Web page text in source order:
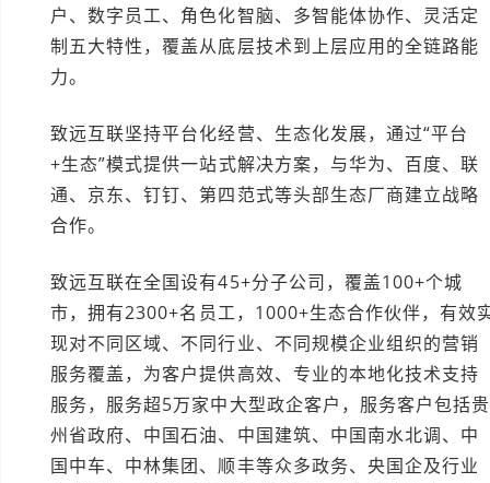
户、数字员工、角色化智脑、多智能体协作、灵活定
制五大特性，覆盖从底层技术到上层应用的全链路能
力。
致远互联坚持平台化经营、生态化发展，通过“平台
+生态”模式提供一站式解决方案，与华为、百度、联
通、京东、钉钉、第四范式等头部生态厂商建立战略
合作。
致远互联在全国设有45+分子公司，覆盖100+个城
市，拥有2300+名员工，1000+生态合作伙伴，有效
现对不同区域、不同行业、不同规模企业组织的营销
服务覆盖，为客户提供高效、专业的本地化技术支持
服务，服务超5万家中大型政企客户，服务客户包括贵
州省政府、中国石油、中国建筑、中国南水北调、中
国中车、中林集团、顺丰等众多政务、央国企及行业